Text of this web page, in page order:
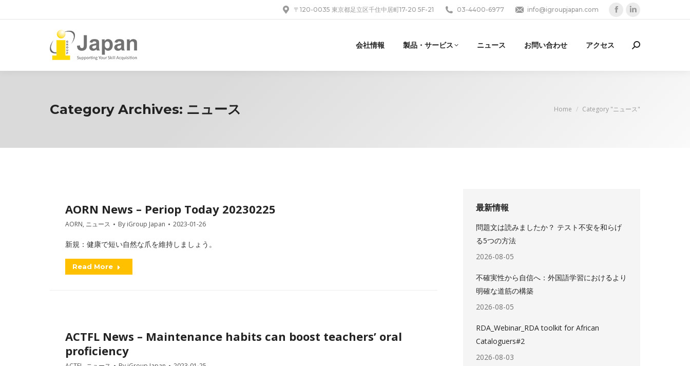
〒120-0035 東京都足立区千住中居町17-20 5F-21 03-4400-6977 info@igroupjapan.com
opensopens
会社情報 製品・サービス ニュース お問い合わせ アクセス Search:
Category Archives: ニュース You are here:
Home Category "ニュース"
AORN News – Periop Today 20230225
AORN, ニュース By iGroup Japan 2023-01-26
新規：健康で短い自然な爪を維持しましょう。
Read More
ACTFL News – Maintenance habits can boost teachers’ oral
proficiency
最新情報
問題文は読みましたか？ テスト不安を和らげ
る5つの方法
2026-08-05
不確実性から自信へ：外国語学習におけるより
明確な道筋の構築
2026-08-05
RDA_Webinar_RDA toolkit for African
Cataloguers#2
2026-08-03